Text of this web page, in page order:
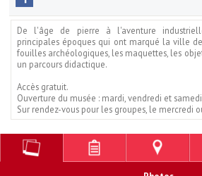
De l'âge de pierre à l'aventure
principales époques qui ont marqué la ville
fouilles archéologiques, les maquettes, les
un parcours didactique.
Accès gratuit.
Ouverture du musée : mardi, vendredi et
Sur rendez-vous pour les groupes, le mercredi